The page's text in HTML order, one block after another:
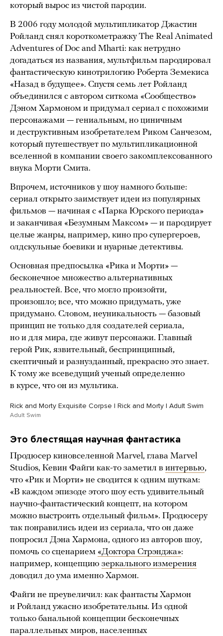
который вырос из чистой пародии.
В 2006 году молодой мультипликатор Джастин
Ройланд снял короткометражку The Real Animated
Adventures of Doc and Mharti: как нетрудно
догадаться из названия, мультфильм пародировал
фантастическую кинотрилогию Роберта Земекиса
«Назад в будущее». Спустя семь лет Ройланд
объединился с автором ситкома «Сообщество»
Дэном Хармоном и придумал сериал с похожими
персонажами — гениальным, но циничным
и деструктивным изобретателем Риком Санчезом,
который путешествует по мультипликационной
вселенной в компании своего закомплексованного
внука Морти Смита.
Впрочем, источников у шоу намного больше:
сериал открыто заимствует идеи из популярных
фильмов — начиная с «Парка Юрского периода»
и заканчивая «Безумным Максом» — и пародирует
целые жанры, например, кино про супергероев,
олдскульные боевики и нуарные детективы.
Основная предпосылка «Рика и Морти» —
бесконечное множество альтернативных
реальностей. Все, что могло произойти,
произошло; все, что можно придумать, уже
придумано. Словом, неуникальность — базовый
принцип не только для создателей сериала,
но и для мира, где живут персонажи. Главный
герой Рик, язвительный, беспринципный,
скептичный и разнузданный, прекрасно это знает.
К тому же всеведущий ученый определенно
в курсе, что он из мультика.
Rick and Morty Exquisite Corpse | Rick and Morty | Adult Swim
Adult Swim
Это блестящая научная фантастика
Продюсер киновселенной Marvel, глава Marvel
Studios, Кевин Файги как-то заметил в интервью,
что «Рик и Морти» не сводится к одним шуткам:
«В каждом эпизоде этого шоу есть удивительный
научно-фантастический концепт, на котором
можно выстроить отдельный фильм». Продюсеру
так понравились идеи из сериала, что он даже
попросил Дэна Хармона, одного из авторов шоу,
помочь со сценарием «Доктора Стрэнджа»:
например, концепцию зеркального измерения
доводил до ума именно Хармон.
Файги не преувеличил: как фантасты Хармон
и Ройланд ужасно изобретательны. Из одной
только банальной концепции бесконечных
параллельных миров, населенных